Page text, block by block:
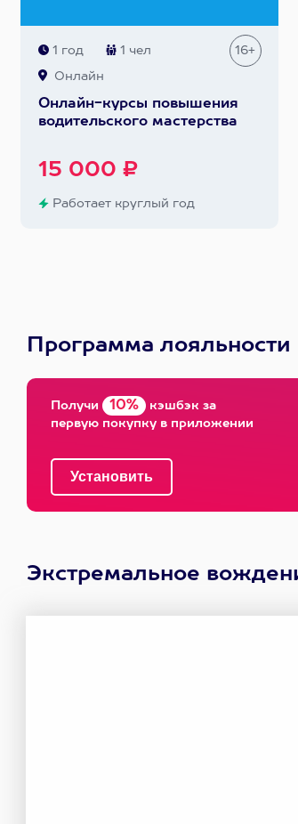
1 год 1 чел 16+
Онлайн
Онлайн-курсы повышения
водительского мастерства
15 000 ₽
Работает круглый год
Программа лояльности
Получи 10% кэшбэк за
первую покупку в приложении
Экстремальное